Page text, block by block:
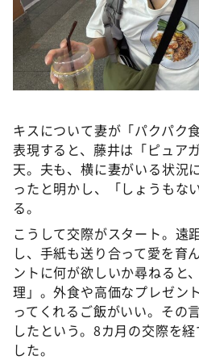
キスについて妻が「パクパク
表現すると、藤井は「ピュア
天。夫も、横に妻がいる状況
ったと明かし、「しょうもな
る。
こうして交際がスタート。遠
し、手紙も送り合って愛を育
ントに何が欲しいか尋ねると
理」。外食や高価なプレゼン
ってくれるご飯がいい。その
したという。8カ月の交際を
した。